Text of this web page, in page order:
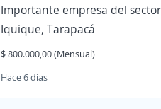
Importante empresa del sector
Iquique, Tarapacá
$ 800.000,00 (Mensual)
Hace 6 días